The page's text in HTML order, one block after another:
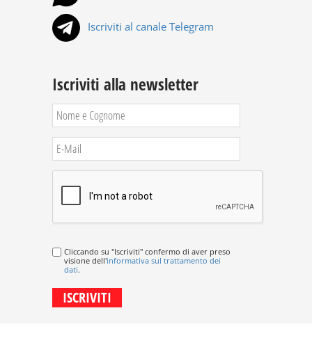
Iscriviti al canale Telegram
Iscriviti alla newsletter
Cliccando su "Iscriviti" confermo di aver preso
visione dell'informativa sul trattamento dei
dati.